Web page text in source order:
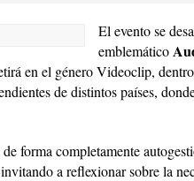
El evento se
emblemático
en el género Videoclip,
de distintos países,
forma completamente
a reflexionar sobre la